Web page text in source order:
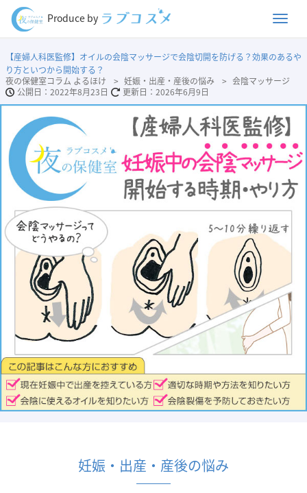
Produce by
【産婦人科医監修】オイルの会陰マッサージで会陰切開を防げる？効果のあるや
り方といつから開始する？
夜の保健室コラム よるほけ
妊娠・出産・産後の悩み
会陰マッサージ
2022年8月23日
2026年6月9日
妊娠・出産・産後の悩み